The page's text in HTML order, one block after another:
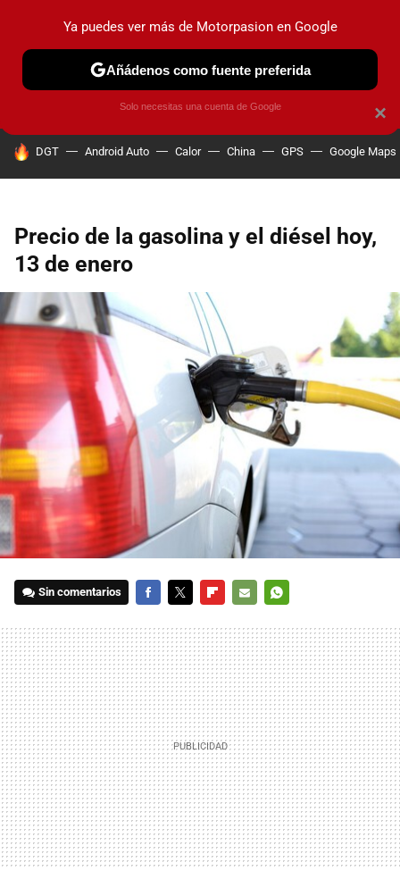
PRUEBAS COCHES ELÉCTRICOS OBSERVATORIO
HOY SE HABLA DE
DGT Android Auto Calor China GPS Google Maps
Precio de la gasolina y el diésel hoy,
13 de enero
Sin comentarios
MAIL
×
Ya puedes ver más de Motorpasion en Google
Añádenos como fuente preferida
Solo necesitas una cuenta de Google